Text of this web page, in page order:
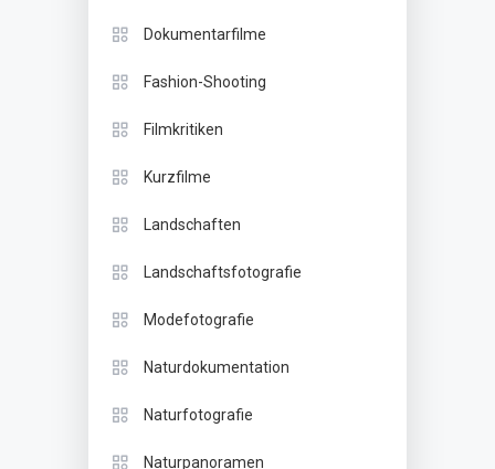
Dokumentarfilme
Fashion-Shooting
Filmkritiken
Kurzfilme
Landschaften
Landschaftsfotografie
Modefotografie
Naturdokumentation
Naturfotografie
Naturpanoramen